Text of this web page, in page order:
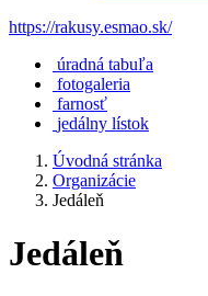
https://rakusy.esmao.sk/
úradná tabuľa
fotogaleria
farnosť
jedálny lístok
Úvodná stránka
Organizácie
Jedáleň
Jedáleň